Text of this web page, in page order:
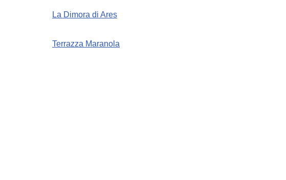
La Dimora di Ares
Terrazza Maranola